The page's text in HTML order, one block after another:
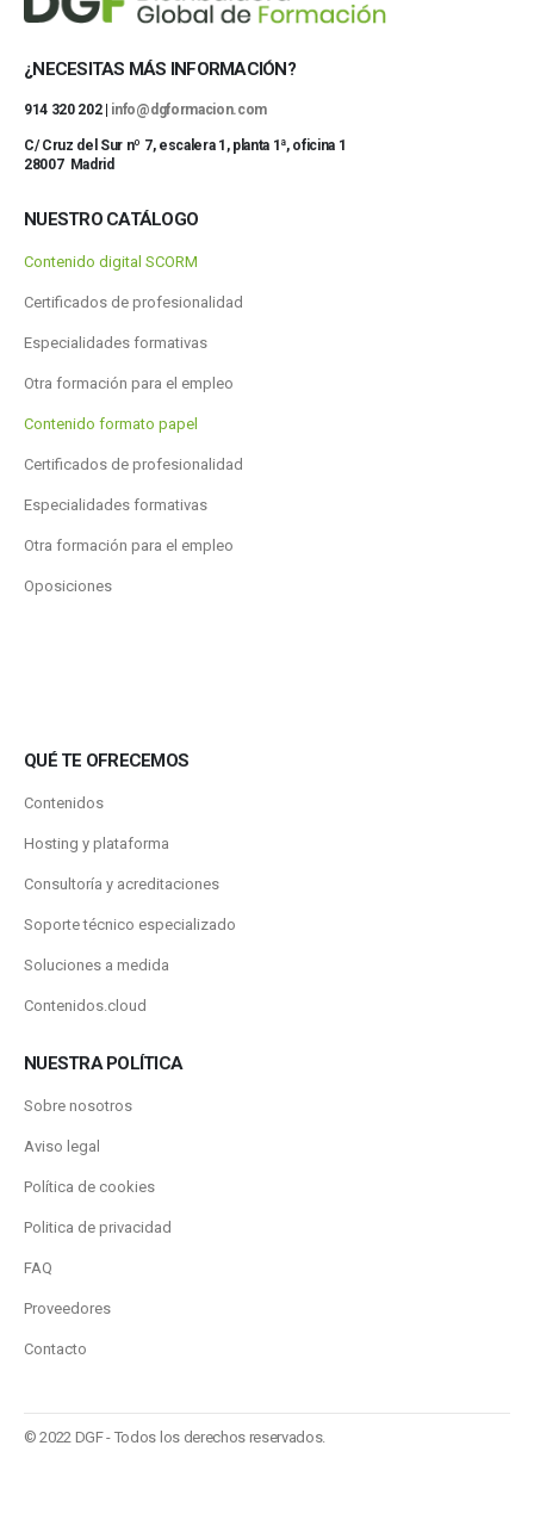
¿NECESITAS MÁS INFORMACIÓN?
914 320 202 | info@dgformacion.com
C/ Cruz del Sur nº 7, escalera 1, planta 1ª, oficina 1
28007 Madrid
NUESTRO CATÁLOGO
Contenido digital SCORM
Certificados de profesionalidad
Especialidades formativas
Otra formación para el empleo
Contenido formato papel
Certificados de profesionalidad
Especialidades formativas
Otra formación para el empleo
Oposiciones
QUÉ TE OFRECEMOS
Contenidos
Hosting y plataforma
Consultoría y acreditaciones
Soporte técnico especializado
Soluciones a medida
Contenidos.cloud
NUESTRA POLÍTICA
Sobre nosotros
Aviso legal
Política de cookies
Politica de privacidad
FAQ
Proveedores
Contacto
© 2022 DGF - Todos los derechos reservados.